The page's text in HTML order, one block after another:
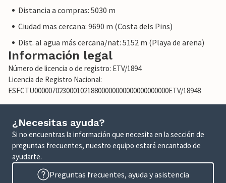
Distancia a compras: 5030 m
Ciudad mas cercana: 9690 m (Costa dels Pins)
Dist. al agua más cercana/nat: 5152 m (Playa de arena)
Información legal
Número de licencia o de registro: ETV/1894
Licencia de Registro Nacional:
ESFCTU00000702300010218800000000000000000000ETV/18948
¿Necesitas ayuda?
Si no encuentras la información que necesita en la sección de
preguntas frecuentes, nuestro equipo estará encantado de
ayudarte.
Preguntas frecuentes, ayuda y asistencia